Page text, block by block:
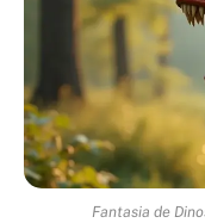
Fantasia de